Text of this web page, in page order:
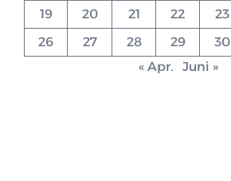
19
20 21 22 23
26
27 28 29 30
« Apr.
Juni »